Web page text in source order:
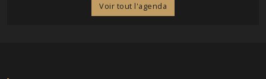
Voir tout l'agenda